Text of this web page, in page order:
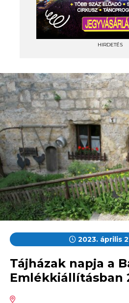
HIRDETÉS
2023. április
Tájházak napja a
Emlékkiállításban